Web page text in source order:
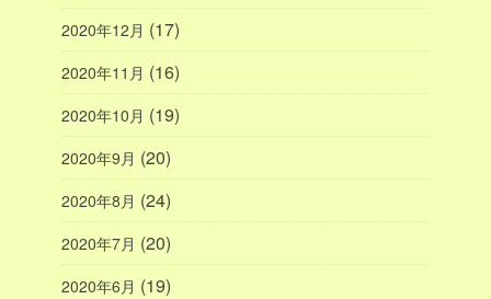
2020年12月 (17)
2020年11月 (16)
2020年10月 (19)
2020年9月 (20)
2020年8月 (24)
2020年7月 (20)
2020年6月 (19)